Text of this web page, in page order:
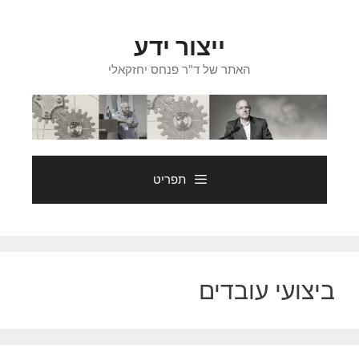
ייצור ידע
האתר של ד"ר פנחס יחזקאלי
תפריט
ביצועי עובדים